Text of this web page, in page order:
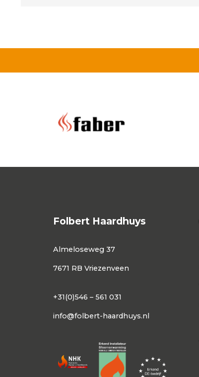
Folbert Haardhuys
Almeloseweg 37
7671 RB Vriezenveen
+31(0)546 – 561 031
info@folbert-haardhuys.nl